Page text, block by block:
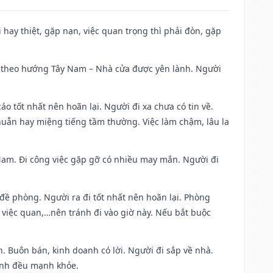
thiệt, gặp nạn, việc quan trọng thì phải đòn, gặp
hướng Tây Nam – Nhà cửa được yên lành. Người
tốt nhất nên hoãn lại. Người đi xa chưa có tin về.
hay miệng tiếng tầm thường. Việc làm chậm, lâu la
Đi công việc gặp gỡ có nhiều may mắn. Người đi
phòng. Người ra đi tốt nhất nên hoãn lại. Phòng
quan,…nên tránh đi vào giờ này. Nếu bắt buộc
bán, kinh doanh có lời. Người đi sắp về nhà.
đều mạnh khỏe.